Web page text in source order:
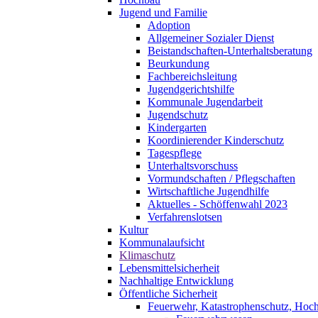
Jugend und Familie
Adoption
Allgemeiner Sozialer Dienst
Beistandschaften-Unterhaltsberatung
Beurkundung
Fachbereichsleitung
Jugendgerichtshilfe
Kommunale Jugendarbeit
Jugendschutz
Kindergarten
Koordinierender Kinderschutz
Tagespflege
Unterhaltsvorschuss
Vormundschaften / Pflegschaften
Wirtschaftliche Jugendhilfe
Aktuelles - Schöffenwahl 2023
Verfahrenslotsen
Kultur
Kommunalaufsicht
Klimaschutz
Lebensmittelsicherheit
Nachhaltige Entwicklung
Öffentliche Sicherheit
Feuerwehr, Katastrophenschutz,